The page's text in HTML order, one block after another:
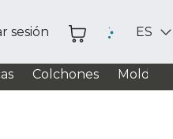
sesión ES
Colchones